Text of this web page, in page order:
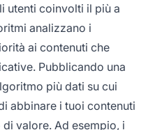
utenti coinvolti il più a
analizzano i
ai contenuti che
Pubblicando una
più dati su cui
abbinare i tuoi contenuti
valore. Ad esempio, i